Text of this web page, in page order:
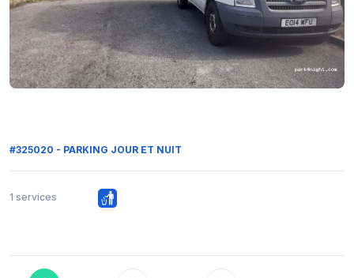
#325020 - PARKING JOUR ET NUIT
1 services